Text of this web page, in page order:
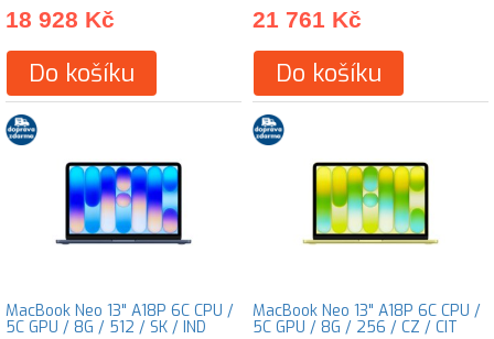
18 928 Kč
Do košíku
21 761 Kč
Do košíku
MacBook Neo 13" A18P 6C CPU /
5C GPU / 8G / 512 / SK / IND
MacBook Neo 13" A18P 6C CPU /
5C GPU / 8G / 256 / CZ / CIT